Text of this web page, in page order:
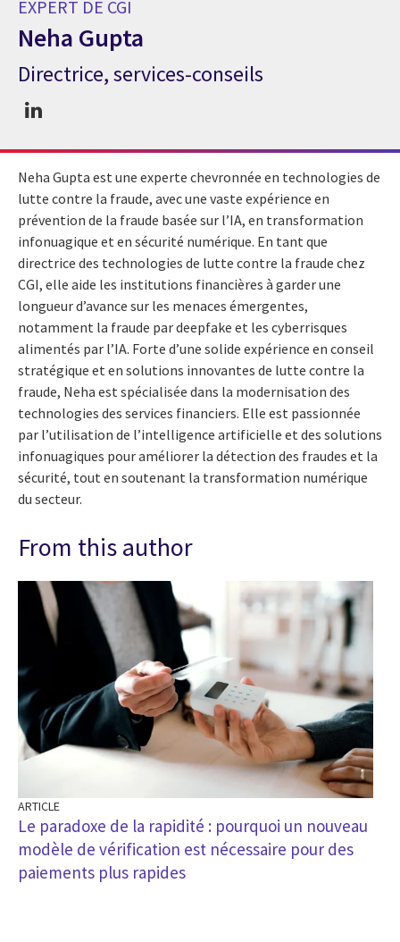
EXPERT DE CGI
Neha Gupta
Expert de CGI Neha Gupta
Directrice, services-conseils
Neha Gupta est une experte chevronnée en technologies de
lutte contre la fraude, avec une vaste expérience en
prévention de la fraude basée sur l’IA, en transformation
infonuagique et en sécurité numérique. En tant que
directrice des technologies de lutte contre la fraude chez
CGI, elle aide les institutions financières à garder une
longueur d’avance sur les menaces émergentes,
notamment la fraude par deepfake et les cyberrisques
alimentés par l’IA. Forte d’une solide expérience en conseil
stratégique et en solutions innovantes de lutte contre la
fraude, Neha est spécialisée dans la modernisation des
technologies des services financiers. Elle est passionnée
par l’utilisation de l’intelligence artificielle et des solutions
infonuagiques pour améliorer la détection des fraudes et la
sécurité, tout en soutenant la transformation numérique
du secteur.
From this author
ARTICLE
Le paradoxe de la rapidité : pourquoi un nouveau
modèle de vérification est nécessaire pour des
paiements plus rapides